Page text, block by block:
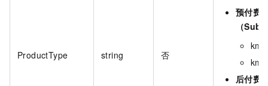
ProductType string 否
预付费
（
后付费